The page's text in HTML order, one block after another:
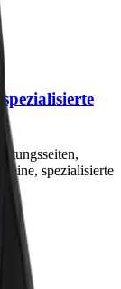
spezialisierte